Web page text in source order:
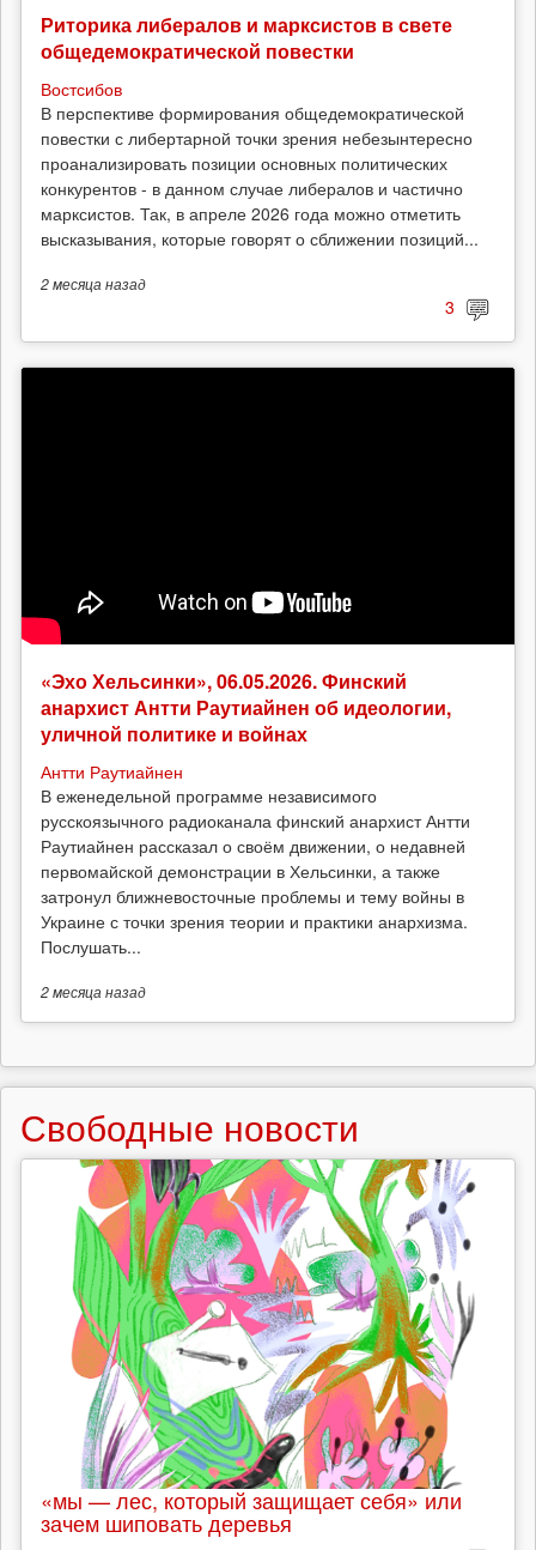
Риторика либералов и марксистов в свете
общедемократической повестки
Востсибов
В перспективе формирования общедемократической
повестки с либертарной точки зрения небезынтересно
проанализировать позиции основных политических
конкурентов - в данном случае либералов и частично
марксистов. Так, в апреле 2026 года можно отметить
высказывания, которые говорят о сближении позиций...
2 месяцаназад
3
«Эхо Хельсинки», 06.05.2026. Финский
анархист Антти Раутиайнен об идеологии,
уличной политике и войнах
Антти Раутиайнен
В еженедельной программе независимого
русскоязычного радиоканала финский анархист Антти
Раутиайнен рассказал о своём движении, о недавней
первомайской демонстрации в Хельсинки, а также
затронул ближневосточные проблемы и тему войны в
Украине с точки зрения теории и практики анархизма.
Послушать...
2 месяцаназад
Свободные новости
«мы — лес, который защищает себя» или
зачем шиповать деревья